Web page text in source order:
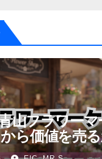
山フラワー
ら価値を売